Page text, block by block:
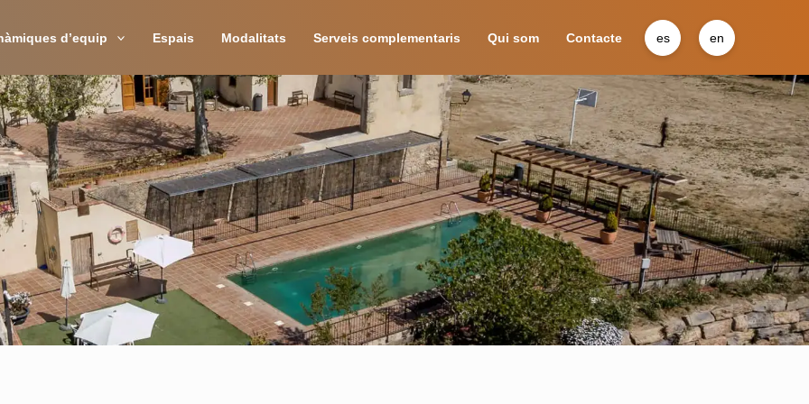
d’equip Espais Modalitats Serveis complementaris Qui som Contacte es en